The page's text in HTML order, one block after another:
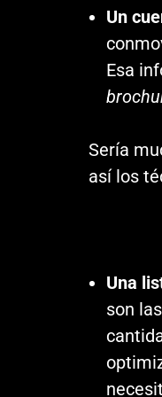
Un
Esa
Sería
así los
Una
son